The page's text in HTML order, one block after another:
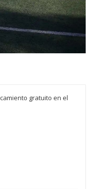
gratuito en el